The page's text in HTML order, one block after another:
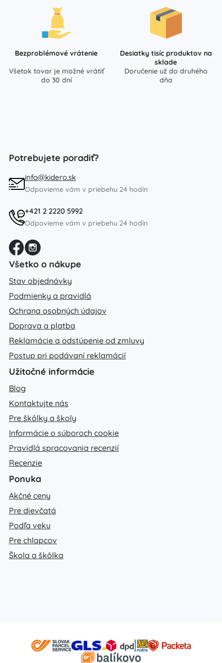
Bezproblémové vrátenie
Všetok tovar je možné vrátiť
do 30 dní
Desiatky tisíc produktov na
sklade
Doručenie už do druhého
dňa
Potrebujete poradiť?
info@kidero.sk
Odpovieme vám v priebehu 24 hodín
+421 2 2220 5992
Odpovieme vám v priebehu 24 hodín
Všetko o nákupe
Stav objednávky
Podmienky a pravidlá
Ochrana osobných údajov
Doprava a platba
Reklamácie a odstúpenie od zmluvy
Postup pri podávaní reklamácií
Užitočné informácie
Blog
Kontaktujte nás
Pre škôlky a školy
Informácie o súboroch cookie
Pravidlá spracovania recenzií
Recenzie
Ponuka
Akčné ceny
Pre dievčatá
Podľa veku
Pre chlapcov
Škola a škôlka